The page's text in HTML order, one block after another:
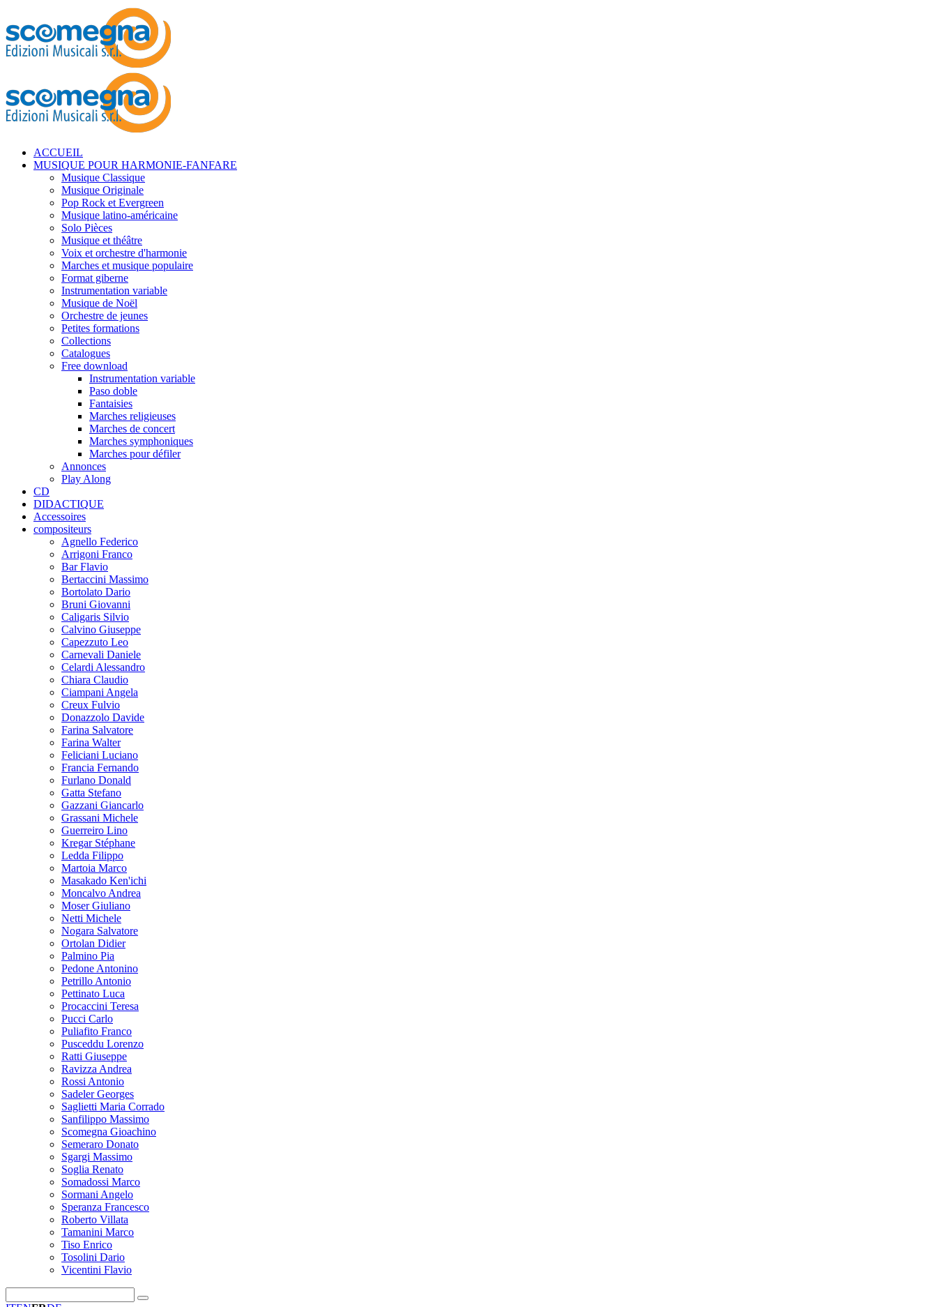
ACCUEIL
MUSIQUE POUR HARMONIE-FANFARE
Musique Classique
Musique Originale
Pop Rock et Evergreen
Musique latino-américaine
Solo Pièces
Musique et théâtre
Voix et orchestre d'harmonie
Marches et musique populaire
Format giberne
Instrumentation variable
Musique de Noël
Orchestre de jeunes
Petites formations
Collections
Catalogues
Free download
Instrumentation variable
Paso doble
Fantaisies
Marches religieuses
Marches de concert
Marches symphoniques
Marches pour défiler
Annonces
Play Along
CD
DIDACTIQUE
Accessoires
compositeurs
Agnello Federico
Arrigoni Franco
Bar Flavio
Bertaccini Massimo
Bortolato Dario
Bruni Giovanni
Caligaris Silvio
Calvino Giuseppe
Capezzuto Leo
Carnevali Daniele
Celardi Alessandro
Chiara Claudio
Ciampani Angela
Creux Fulvio
Donazzolo Davide
Farina Salvatore
Farina Walter
Feliciani Luciano
Francia Fernando
Furlano Donald
Gatta Stefano
Gazzani Giancarlo
Grassani Michele
Guerreiro Lino
Kregar Stéphane
Ledda Filippo
Martoia Marco
Masakado Ken'ichi
Moncalvo Andrea
Moser Giuliano
Netti Michele
Nogara Salvatore
Ortolan Didier
Palmino Pia
Pedone Antonino
Petrillo Antonio
Pettinato Luca
Procaccini Teresa
Pucci Carlo
Puliafito Franco
Pusceddu Lorenzo
Ratti Giuseppe
Ravizza Andrea
Rossi Antonio
Sadeler Georges
Saglietti Maria Corrado
Sanfilippo Massimo
Scomegna Gioachino
Semeraro Donato
Sgargi Massimo
Soglia Renato
Somadossi Marco
Sormani Angelo
Speranza Francesco
Roberto Villata
Tamanini Marco
Tiso Enrico
Tosolini Dario
Vicentini Flavio